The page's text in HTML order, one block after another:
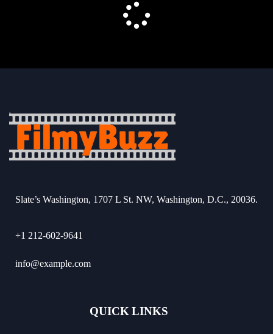
Slate’s Washington, 1707 L St. NW, Washington, D.C., 20036.
+1 212-602-9641
info@example.com
QUICK LINKS